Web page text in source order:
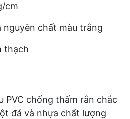
cm
nguyên chất màu trắng
thạch
PVC chống thấm rắn chắc
đá và nhựa chất lượng